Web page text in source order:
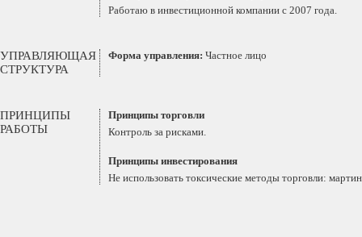
Работаю в инвестиционной компании с 2007 года.
УПРАВЛЯЮЩАЯ
СТРУКТУРА
Форма управления: Частное лицо
ПРИНЦИПЫ
РАБОТЫ
Принципы торговли
Контроль за рисками.
Принципы инвестирования
Не использовать токсические методы торговли: